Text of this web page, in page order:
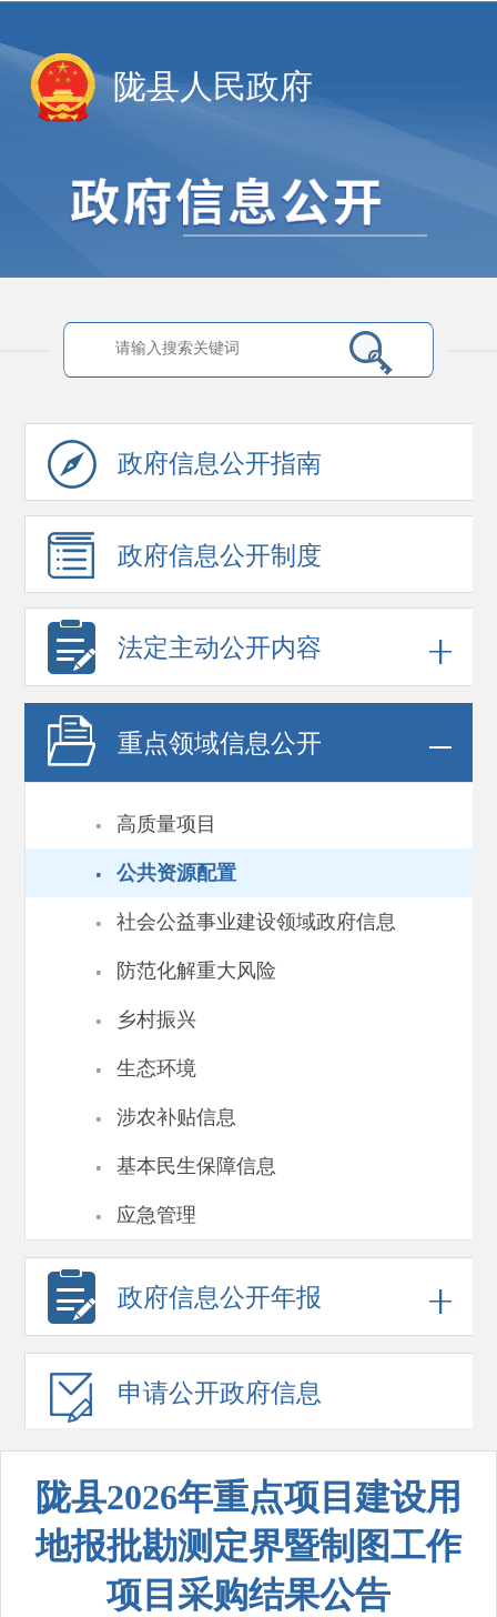
陇县人民政府
政府信息公开指南
政府信息公开制度
法定主动公开内容
重点领域信息公开
· 高质量项目
· 公共资源配置
· 社会公益事业建设领域政府信息
· 防范化解重大风险
· 乡村振兴
· 生态环境
· 涉农补贴信息
· 基本民生保障信息
· 应急管理
政府信息公开年报
申请公开政府信息
陇县2026年重点项目建设用
地报批勘测定界暨制图工作
项目采购结果公告